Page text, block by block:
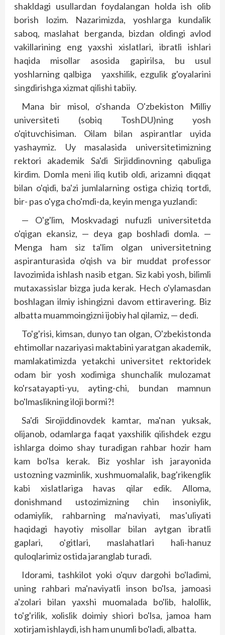
shakldagi usullardan foydalangan holda ish olib
borish lozim. Nazarimizda, yoshlarga kundalik
saboq, maslahat berganda, bizdan oldingi avlod
vakillarining eng yaxshi xislatlari, ibratli ishlari
haqida misollar asosida gapirilsa, bu usul
yoshlarning qalbiga yaxshilik, ezgulik g'oyalarini
singdirishga xizmat qilishi tabiiy.
Mana bir misol, o'shanda O'zbekiston Milliy
universiteti (sobiq ToshDU)ning yosh
o'qituvchisiman. Oilam bilan aspirantlar uyida
yashaymiz. Uy masalasida universitetimizning
rektori akademik Sa'di Sirjiddinovning qabuliga
kirdim. Domla meni iliq kutib oldi, arizamni diqqat
bilan o'qidi, ba'zi jumlalarning ostiga chiziq tortdi,
bir- pas o'yga cho'mdi-da, keyin menga yuzlandi:
— O'g'lim, Moskvadagi nufuzli universitetda
o'qigan ekansiz, — deya gap boshladi domla. —
Menga ham siz ta'lim olgan universitetning
aspiranturasida o'qish va bir muddat professor
lavozimida ishlash nasib etgan. Siz kabi yosh, bilimli
mutaxassislar bizga juda kerak. Hech o'ylamasdan
boshlagan ilmiy ishingizni davom ettiravering. Biz
albatta muammoingizni ijobiy hal qilamiz, — dedi.
To'g'risi, kimsan, dunyo tan olgan, O'zbekistonda
ehtimollar nazariyasi maktabini yaratgan akademik,
mamlakatimizda yetakchi universitet rektoridek
odam bir yosh xodimiga shunchalik mulozamat
ko'rsatayapti-yu, ayting-chi, bundan mamnun
bo'lmaslikning iloji bormi?!
Sa'di Sirojiddinovdek kamtar, ma'nan yuksak,
olijanob, odamlarga faqat yaxshilik qilishdek ezgu
ishlarga doimo shay turadigan rahbar hozir ham
kam bo'lsa kerak. Biz yoshlar ish jarayonida
ustozning vazminlik, xushmuomalalik, bag'rikenglik
kabi xislatlariga havas qilar edik. Alloma,
donishmand ustozimizning chin insoniylik,
odamiylik, rahbarning ma'naviyati, mas'uliyati
haqidagi hayotiy misollar bilan aytgan ibratli
gaplari, o'gitlari, maslahatlari hali-hanuz
quloqlarimiz ostida jarang­lab turadi.
Idorami, tashkilot yoki o'quv dargohi bo'ladimi,
uning rahbari ma'naviyatli inson bo'lsa, jamoasi
a'zolari bilan yaxshi muomalada bo'lib, halollik,
to'g'rilik, xolislik doimiy shiori bo'lsa, jamoa ham
xotirjam ishlaydi, ish ham unumli bo'ladi, albatta.